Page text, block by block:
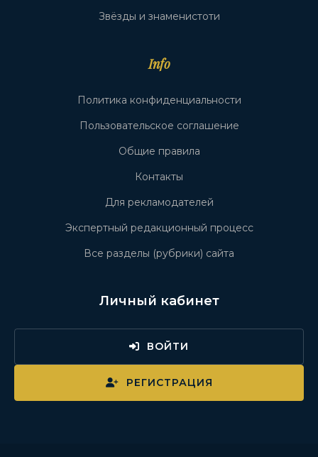
Звёзды и знаменистоти
Info
Политика конфиденциальности
Пользовательское соглашение
Общие правила
Контакты
Для рекламодателей
Экспертный редакционный процесс
Все разделы (рубрики) сайта
Личный кабинет
ВОЙТИ
РЕГИСТРАЦИЯ